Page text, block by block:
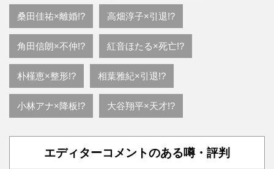
桑田佳祐×離婚!? 高畑淳子×引退!?
角田信朗×不仲!? 紅音ほたる×死亡!?
朴槿恵×整形!? 相葉雅紀×引退!?
小林アナ×降板!? 大谷翔平×天才!?
エディターコメントのある噂・評判